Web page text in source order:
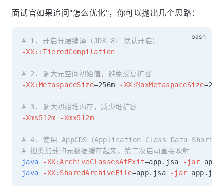
面试官如果追问"怎么优化"，你可以抛出几个思路：
# 1. 开启分层编译（JDK 8+ 默认开启）
-XX:+TieredCompilation
# 2. 调大元空间初始值，避免反复扩容
-XX:MetaspaceSize=256m -XX:MaxMetaspaceSize=
# 3. 调大初始堆内存，减少堆扩容
-Xms512m
-Xmx512m
# 4. 使用 AppCDS（Application Class Data Sharing
# 把类加载的元数据缓存起来，第二次启动直接映射
java
-XX:ArchiveClassesAtExit=app.jsa -jar
java
-XX:SharedArchiveFile=app.jsa -jar